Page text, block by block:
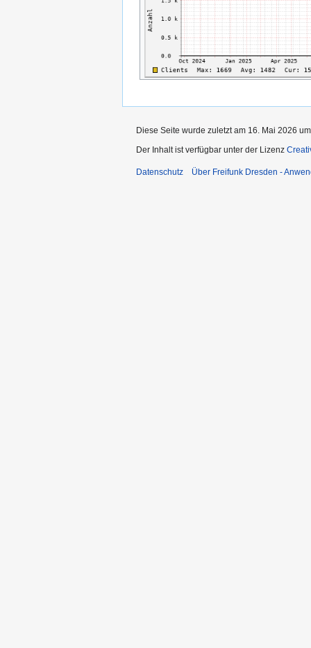
Diese Seite wurde zuletzt am 16. Mai 2026
Der Inhalt ist verfügbar unter der Lizenz
Datenschutz Über Freifunk Dresden -